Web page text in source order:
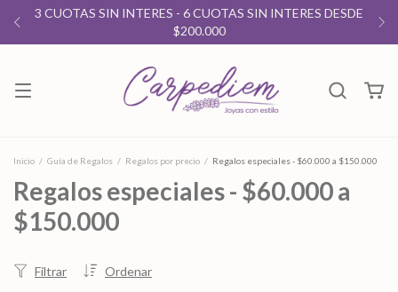
3 CUOTAS SIN INTERES - 6 CUOTAS SIN INTERES DESDE
$200.000
Inicio / Guía de Regalos / Regalos por precio / Regalos especiales - $60.000 a $150.000
Regalos especiales - $60.000 a
$150.000
Ordenar
Filtrar